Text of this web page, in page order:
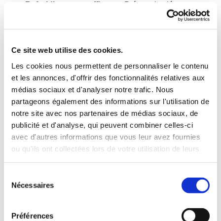
Ce site web utilise des cookies.
Les cookies nous permettent de personnaliser le contenu
et les annonces, d'offrir des fonctionnalités relatives aux
médias sociaux et d'analyser notre trafic. Nous
partageons également des informations sur l'utilisation de
notre site avec nos partenaires de médias sociaux, de
publicité et d'analyse, qui peuvent combiner celles-ci
avec d'autres informations que vous leur avez fournies
ou qu'ils ont collectées lors de votre utilisation de leurs
Nécessaires
Préférences
Refroidissement efficace :
Prépare les légumes
IQF Congélation des légumes
Défis courants dans la congélation IQF des
légumes
La congélation IQF exige de maintenir la séparation et
l’apparence des produits tout en minimisant la
consommation d’énergie. Les principaux défis à relever
sont les suivants :
Entraîne une perte de